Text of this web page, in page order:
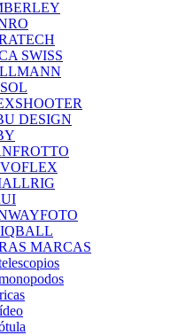
SWISS
DESIGN
MARCAS